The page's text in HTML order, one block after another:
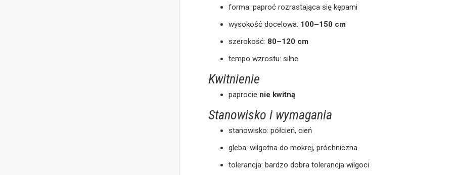
forma: paproć rozrastająca się kępami
wysokość docelowa: 100–150 cm
szerokość: 80–120 cm
tempo wzrostu: silne
Kwitnienie
paprocie nie kwitną
Stanowisko i wymagania
stanowisko: półcień, cień
gleba: wilgotna do mokrej, próchniczna
tolerancja: bardzo dobra tolerancja wilgoci